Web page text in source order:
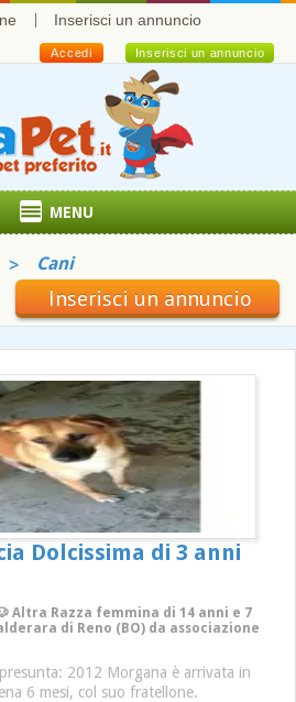
Inserisci un annuncio
Inserisci un annuncio
Accedi
MENU
Cani
Inserisci un annuncio
Dolcissima di 3 anni
Altra Razza femmina di 14 anni e 7
di Reno (BO) da associazione
2012 Morgana è arrivata in
6 mesi, col suo fratellone.